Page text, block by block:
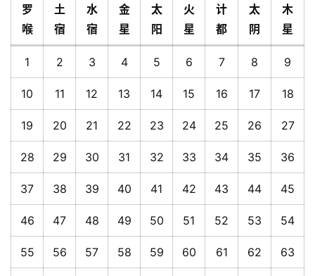
罗
喉
土
宿
水
宿
金
星
太
阳
火
星
计
都
太
阴
木
星
1 2 3 4 5 6 7 8 9
10 11 12 13 14 15 16 17 18
19 20 21 22 23 24 25 26 27
28 29 30 31 32 33 34 35 36
37 38 39 40 41 42 43 44 45
46 47 48 49 50 51 52 53 54
55 56 57 58 59 60 61 62 63